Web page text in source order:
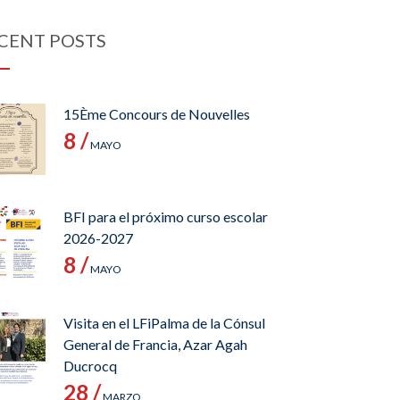
POSTS
15Ème Concours de Nouvelles
8 /MAYO
BFI para el próximo curso escolar
2026-2027
8 /MAYO
Visita en el LFiPalma de la Cónsul
General de Francia, Azar Agah
Ducrocq
28 /MARZO